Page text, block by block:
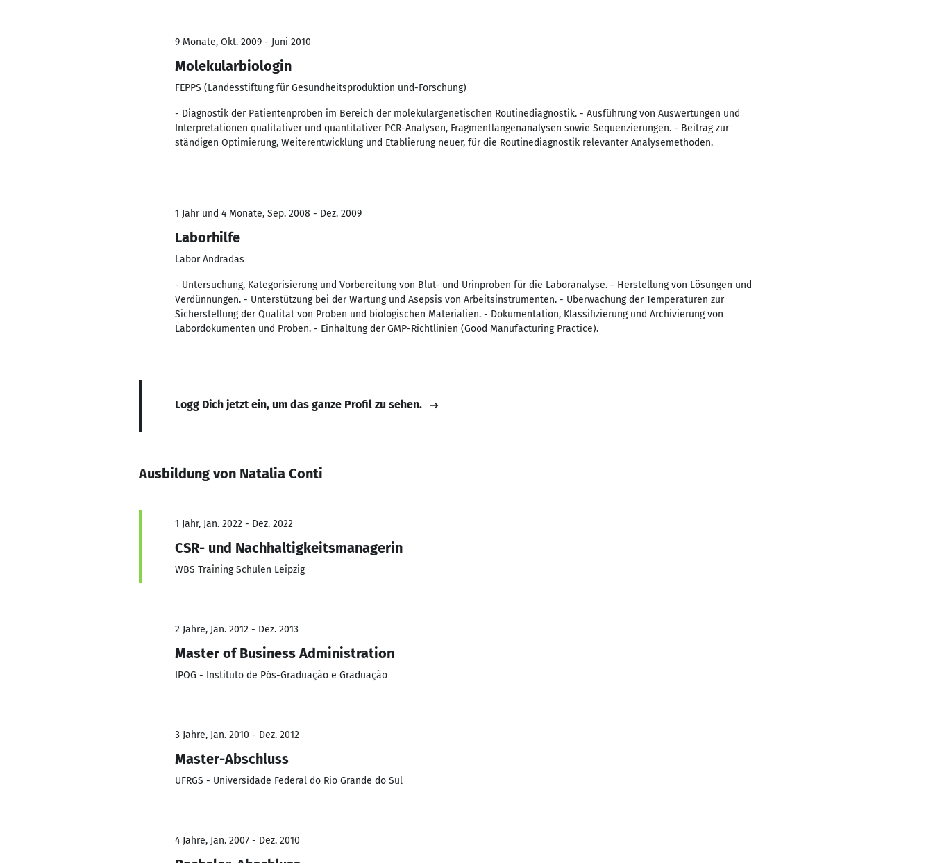
9 Monate, Okt. 2009 - Juni 2010
Molekularbiologin
FEPPS (Landesstiftung für Gesundheitsproduktion und-Forschung)
- Diagnostik der Patientenproben im Bereich der molekulargenetischen Routinediagnostik. - Ausführung von Auswertungen und
Interpretationen qualitativer und quantitativer PCR-Analysen, Fragmentlängenanalysen sowie Sequenzierungen. - Beitrag zur
ständigen Optimierung, Weiterentwicklung und Etablierung neuer, für die Routinediagnostik relevanter Analysemethoden.
1 Jahr und 4 Monate, Sep. 2008 - Dez. 2009
Laborhilfe
Labor Andradas
- Untersuchung, Kategorisierung und Vorbereitung von Blut- und Urinproben für die Laboranalyse. - Herstellung von Lösungen und
Verdünnungen. - Unterstützung bei der Wartung und Asepsis von Arbeitsinstrumenten. - Überwachung der Temperaturen zur
Sicherstellung der Qualität von Proben und biologischen Materialien. - Dokumentation, Klassifizierung und Archivierung von
Labordokumenten und Proben. - Einhaltung der GMP-Richtlinien (Good Manufacturing Practice).
Logg Dich jetzt ein, um das ganze Profil zu sehen.
Ausbildung von Natalia Conti
1 Jahr, Jan. 2022 - Dez. 2022
CSR- und Nachhaltigkeitsmanagerin
WBS Training Schulen Leipzig
2 Jahre, Jan. 2012 - Dez. 2013
Master of Business Administration
IPOG - Instituto de Pós-Graduação e Graduação
3 Jahre, Jan. 2010 - Dez. 2012
Master-Abschluss
UFRGS - Universidade Federal do Rio Grande do Sul
4 Jahre, Jan. 2007 - Dez. 2010